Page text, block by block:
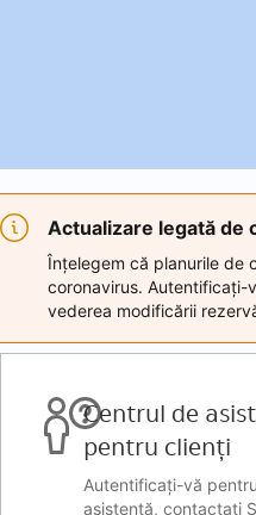
Actualizare legată de
Înțelegem că planurile de
coronavirus. Autentificați-
vederea modificării
Centrul de
pentru clienți
Autentificați-vă
asistență, contactați